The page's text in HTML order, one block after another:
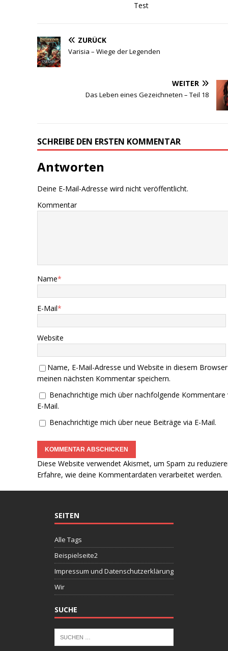
Test
ZURÜCK
Varisia – Wiege der Legenden
WEITER
Das Leben eines Gezeichneten – Teil 18
SCHREIBE DEN ERSTEN KOMMENTAR
Antworten
Deine E-Mail-Adresse wird nicht veröffentlicht.
Kommentar
Name*
E-Mail*
Website
Name, E-Mail-Adresse und Website in diesem
meinen nächsten Kommentar speichern.
Benachrichtige mich über nachfolgende Kommentare
E-Mail.
Benachrichtige mich über neue Beiträge via E-Mail.
Diese Website verwendet Akismet, um Spam zu
Erfahre, wie deine Kommentardaten verarbeitet werden.
SEITEN
Alle Tags
Beispielseite2
Impressum und Datenschutzerklärung
Wir
SUCHE